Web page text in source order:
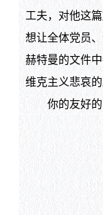
工夫，对他这
想让全体党员
赫特曼的文件
维克主义悲哀的
你的友好的